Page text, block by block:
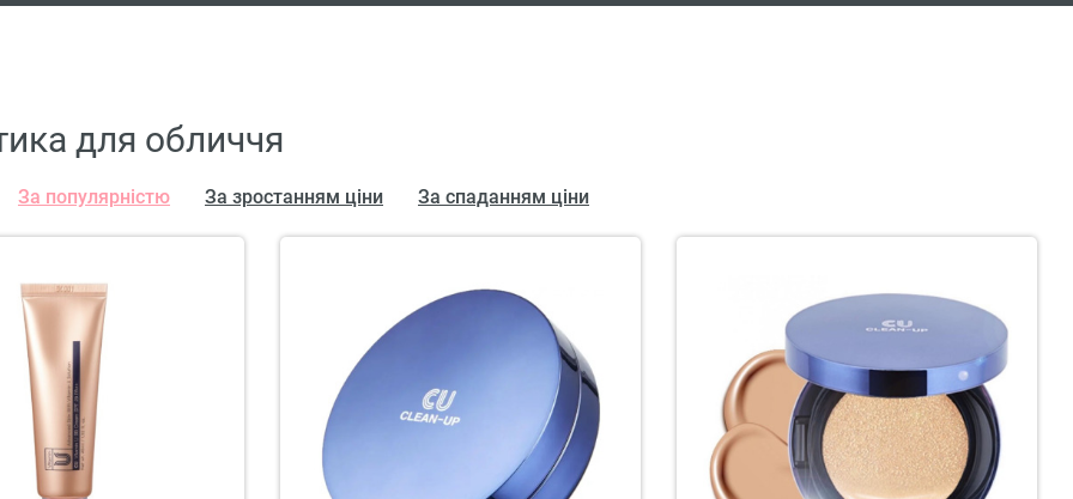
для обличчя
За популярністю За зростанням ціни За спаданням ціни